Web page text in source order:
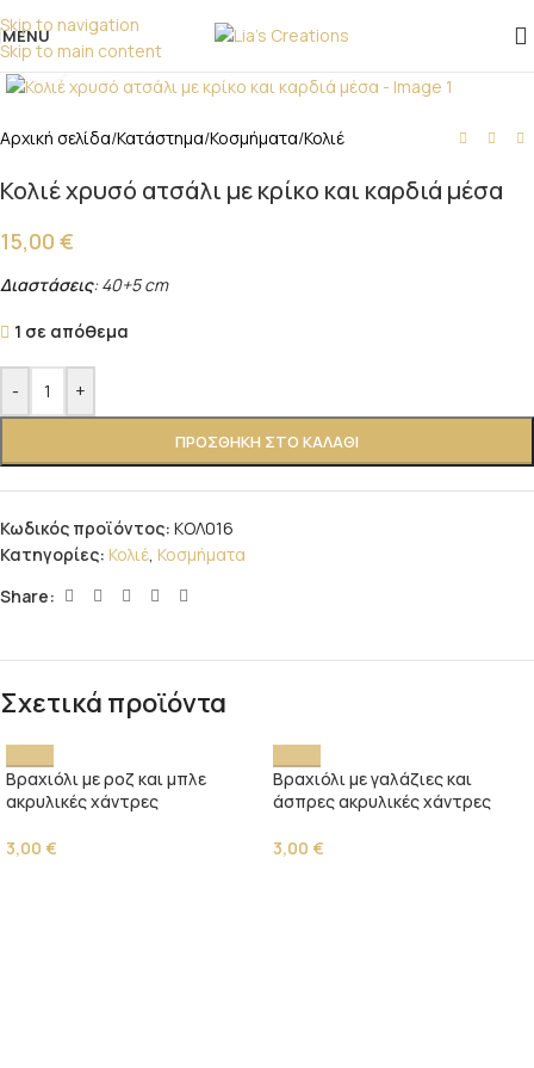
Skip to navigation
Skip to main content
επικοινωνήστε μαζί μας!
MENU
Click to enlarge
Αρχική σελίδα/Κατάστημα/Κοσμήματα/Κολιέ
Κολιέ χρυσό ατσάλι με κρίκο και καρδιά μέσα
15,00 €
Διαστάσεις: 40+5 cm
1 σε απόθεμα
- +
ΠΡΟΣΘΉΚΗ ΣΤΟ ΚΑΛΆΘΙ
Κωδικός προϊόντος: ΚΟΛ016
Κατηγορίες: Κολιέ, Κοσμήματα
Share:
Σχετικά προϊόντα
Βραχιόλι με ροζ και μπλε
ακρυλικές χάντρες
3,00 €
Βραχιόλι με γαλάζιες και
άσπρες ακρυλικές χάντρες
3,00 €